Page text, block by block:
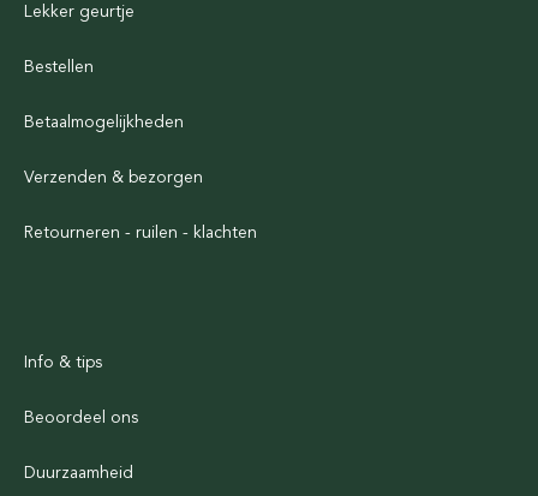
Lekker geurtje
Bestellen
Betaalmogelijkheden
Verzenden & bezorgen
Retourneren - ruilen - klachten
Info & tips
Beoordeel ons
Duurzaamheid